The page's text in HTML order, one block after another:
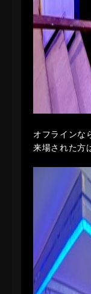
オフラインな
来場された方